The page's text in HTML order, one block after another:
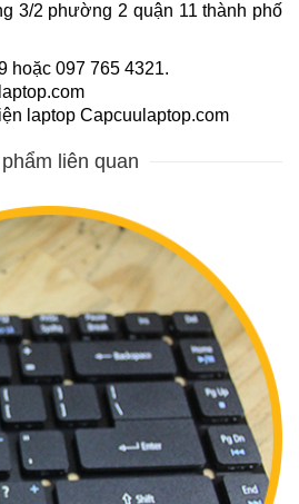
3/2 phường 2 quận 11 thành phố
hoặc 097 765 4321.
laptop Capcuulaptop.com
liên quan